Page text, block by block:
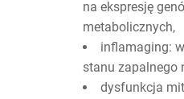
na ekspresję
metabolicznych,
inflamaging:
stanu zapalnego
dysfunkcja